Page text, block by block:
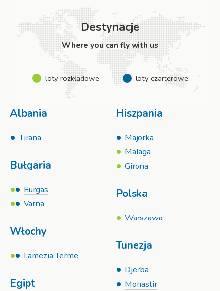
Destynacje
Where you can fly with us
loty rozkładowe loty czarterowe
Albania
Tirana
Bułgaria
Burgas
Varna
Włochy
Lamezia Terme
Egipt
Hiszpania
Majorka
Malaga
Girona
Polska
Warszawa
Tunezja
Djerba
Monastir